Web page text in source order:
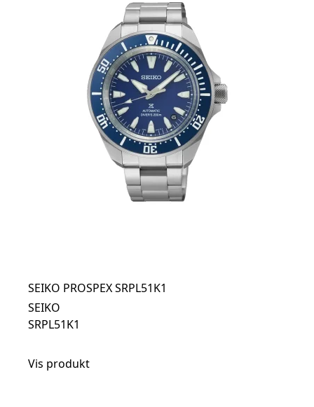
SEIKO PROSPEX SRPL51K1
SEIKO
SRPL51K1
Vis produkt